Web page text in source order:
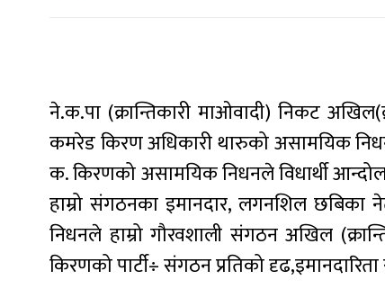
ने.क.पा (क्रान्तिकारी माओवादी) निकट
कमरेड किरण अधिकारी थारुको असामयिक
क. किरणको असामयिक निधनले विधार्थी
हाम्रो संगठनका इमानदार, लगनशिल छबिका
निधनले हाम्रो गौरवशाली संगठन अखिल
किरणको पार्टी÷ संगठन प्रतिको